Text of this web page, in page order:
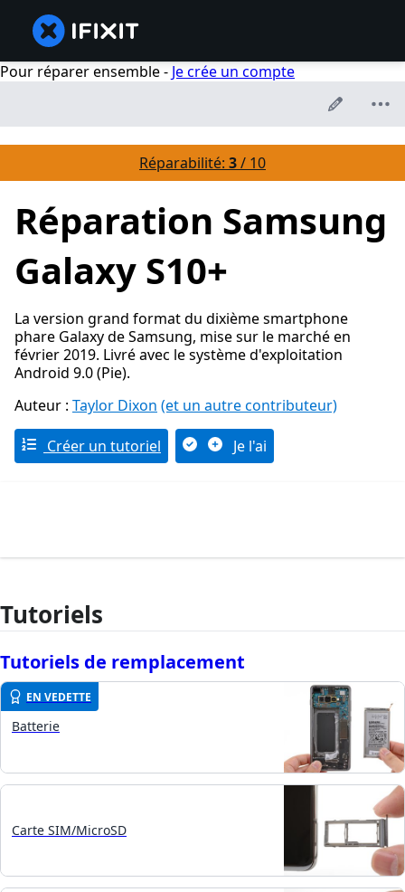
Pour réparer ensemble - Je crée un compte
Réparabilité: 3/ 10
Réparation Samsung
Galaxy S10+
La version grand format du dixième smartphone
phare Galaxy de Samsung, mise sur le marché en
février 2019. Livré avec le système d'exploitation
Android 9.0 (Pie).
Auteur : Taylor Dixon (et un autre contributeur)
Créer un tutoriel Je l'ai
Tutoriels
Tutoriels de remplacement
EN VEDETTE
Batterie
Carte SIM/MicroSD